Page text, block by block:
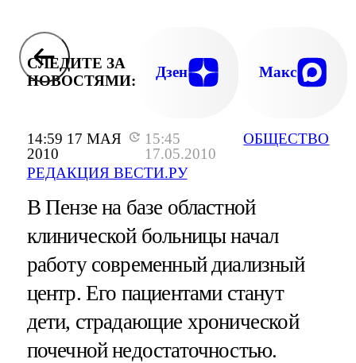
14:59 17 МАЯ
2010
15:45
17.05.2010
РЕДАКЦИЯ ВЕСТИ.РУ
ОБЩЕСТВО
СЛЕДИТЕ ЗА
НОВОСТЯМИ:
Дзен Макс
В Пензе на базе областной
клинической больницы начал
работу современный диализный
центр. Его пациентами станут
дети, страдающие хронической
почечной недостаточностью.